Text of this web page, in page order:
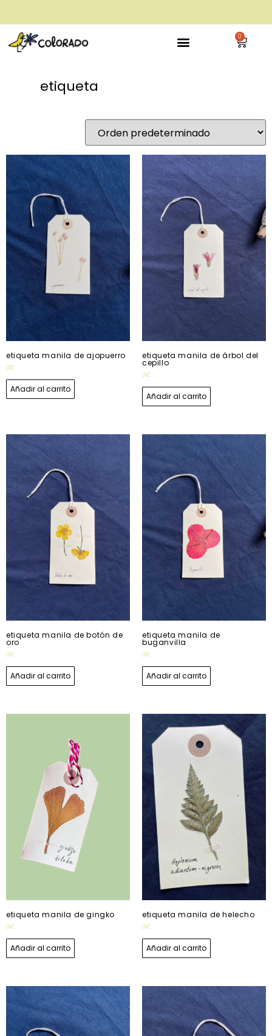
envío gratis a partir de 28€ 0
etiqueta
etiqueta manila de ajopuerro
3€
Añadir al carrito
etiqueta manila de árbol del
cepillo
3€
Añadir al carrito
etiqueta manila de botón de
oro
3€
Añadir al carrito
etiqueta manila de
buganvilla
3€
Añadir al carrito
etiqueta manila de gingko
3€
Añadir al carrito
etiqueta manila de helecho
3€
Añadir al carrito